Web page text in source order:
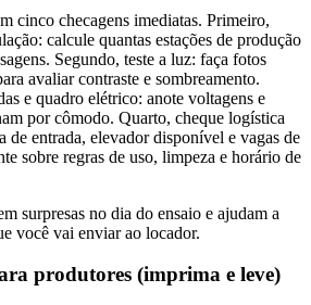
cinco checagens imediatas. Primeiro,
calcule quantas estações de produção
Segundo, teste a luz: faça fotos
avaliar contraste e sombreamento.
e quadro elétrico: anote voltagens e
por cômodo. Quarto, cheque logística
de entrada, elevador disponível e vagas de
sobre regras de uso, limpeza e horário de
surpresas no dia do ensaio e ajudam a
você vai enviar ao locador.
produtores (imprima e leve)